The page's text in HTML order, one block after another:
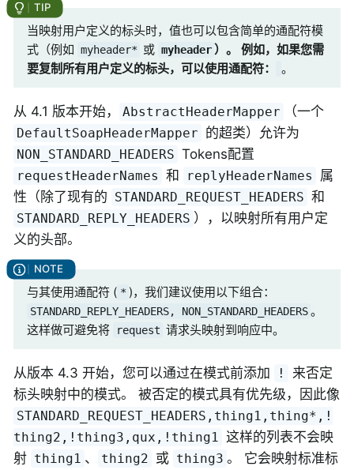
当映射用户定义的标头时，值也可以包含简单的通配符模
式（例如 myheader* 或 myheader ）。 例如，如果您需
要复制所有用户定义的标头，可以使用通配符：
。
从 4.1 版本开始， AbstractHeaderMapper （一个
DefaultSoapHeaderMapper 的超类）允许为
NON_STANDARD_HEADERS Tokens配置
requestHeaderNames 和 replyHeaderNames
属
性（除了现有的 STANDARD_REQUEST_HEADERS 和
STANDARD_REPLY_HEADERS ），以映射所有用户定
义的头部。
与其使用通配符 ( * )，我们建议使用以下组合：
STANDARD_REPLY_HEADERS, NON_STANDARD_HEADERS 。
这样做可避免将
request 请求头映射到响应中。
从版本 4.3 开始，您可以通过在模式前添加 !
来否定
标头映射中的模式。 被否定的模式具有优先级，因此像
STANDARD_REQUEST_HEADERS,thing1,thing*,!
thing2,!thing3,qux,!thing1 这样的列表不会映
射 thing1 、 thing2 或 thing3 。 它会映射标准标